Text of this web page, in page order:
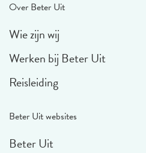
Over Beter Uit
Wie zijn wij
Werken bij Beter Uit
Reisleiding
Beter Uit websites
Beter Uit